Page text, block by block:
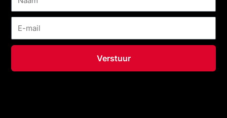
mail
Verstuur